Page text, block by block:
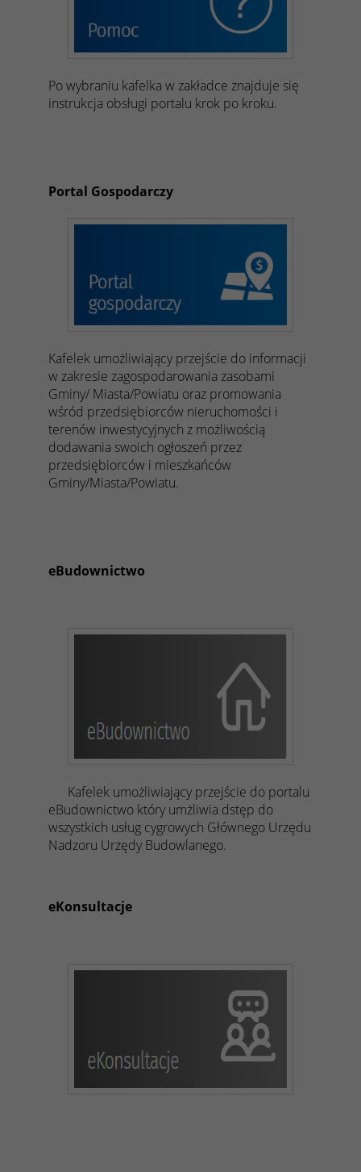
Po wybraniu kafelka w zakładce znajduje się
instrukcja obsługi portalu krok po kroku.
Portal Gospodarczy
Kafelek umożliwiający przejście do informacji
w zakresie zagospodarowania zasobami
Gminy/ Miasta/Powiatu oraz promowania
wśród przedsiębiorców nieruchomości i
terenów inwestycyjnych z możliwością
dodawania swoich ogłoszeń przez
przedsiębiorców i mieszkańców
Gminy/Miasta/Powiatu.
eBudownictwo
Kafelek umożliwiający przejście do portalu
eBudownictwo który umżliwia dstęp do
wszystkich usług cygrowych Głównego Urzędu
Nadzoru Urzędy Budowlanego.
eKonsultacje